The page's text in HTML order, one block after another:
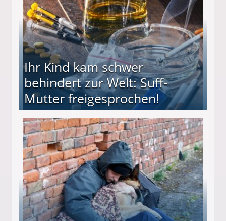
Ihr Kind kam schwer
behindert zur Welt: Suff-
Mutter freigesprochen!
Mutter freigesprochen!